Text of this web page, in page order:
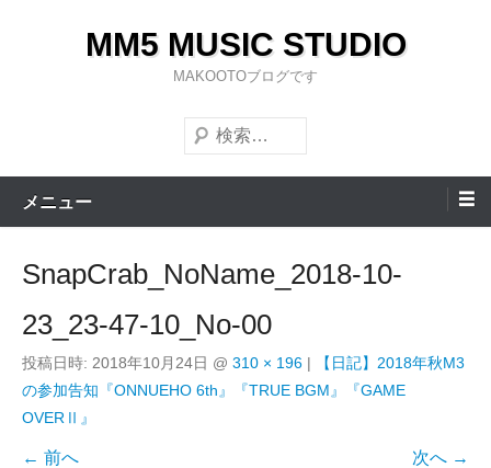
キ
MM5 MUSIC STUDIO
MAKOOTOブログです
検
索
メニュー
SnapCrab_NoName_2018-10-
23_23-47-10_No-00
投稿日時: 2018年10月24日 @ 310 × 196 |
【日記】2018年秋M3
の参加告知『ONNUEHO 6th』『TRUE BGM』『GAME
OVERⅡ』
← 前へ 次へ →